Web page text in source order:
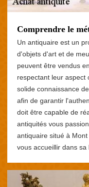
Comprendre le
Un antiquaire est un
d'objets d'art et de
peuvent être vendus
respectant leur aspect
solide connaissance
afin de garantir
doit être capable de
antiquités vous
antiquaire situé à
vous accueillir dans sa